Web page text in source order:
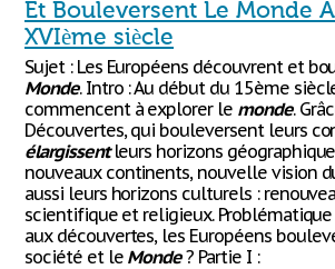
Et Bouleversent Le Monde
XVIème siècle
Sujet : Les Européens découvrent et
Monde. Intro : Au début du 15ème
commencent à explorer le monde.
Découvertes, qui bouleversent leurs
élargissentleurs horizons
nouveaux continents, nouvelle vision
aussi leurs horizons culturels :
scientifique et religieux. Problématique
aux découvertes, les Européens
société et le Monde? Partie I :